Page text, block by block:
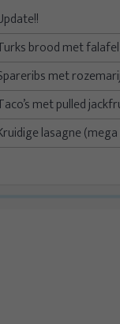
brood met
met
met pulled
lasagne